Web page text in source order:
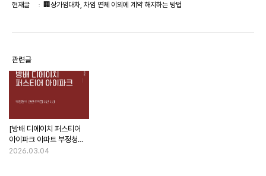
현재글 🏢상가임대차, 차임 연체 이외에 계약 해지하는 방법
관련글
[방배 디에이치 퍼스티어
아이파크 아파트 부정청약]
주택법 위반 처벌 위기와
2026.03.04